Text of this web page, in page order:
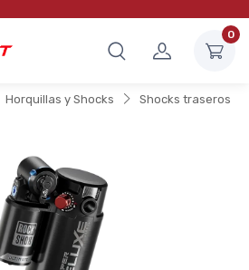
0
Horquillas y Shocks Shocks traseros